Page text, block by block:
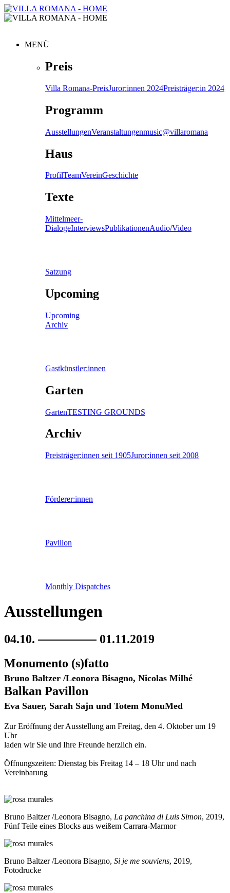
MENÜ
Preis
Villa Romana-PreisJuror:innen 2024Preisträger:in 2024
Programm
AusstellungenVeranstaltungenmusic@villaromana
Haus
ProfilTeamVereinGeschichte
Texte
Mittelmeer-
DialogeInterviewsPublikationenAudio/Video
Satzung
Upcoming
Upcoming
Archiv
Gastkünstler:innen
Garten
GartenTESTING GROUNDS
Archiv
Preisträger:innen seit 1905Juror:innen seit 2008
Förderer:innen
Pavillon
Monthly Dispatches
Ausstellungen
04.10.
01.11.2019
Monumento (s)fatto
Bruno Baltzer /Leonora Bisagno, Nicolas Milhé
Balkan Pavillon
Eva Sauer, Sarah Sajn und Totem MonuMed
Zur Eröffnung der Ausstellung am Freitag, den 4. Oktober um 19
Uhr
laden wir Sie und Ihre Freunde herzlich ein.
Öffnungszeiten: Dienstag bis Freitag 14 – 18 Uhr und nach
Vereinbarung
Bruno Baltzer /Leonora Bisagno, La panchina di Luis Simon, 2019,
Fünf Teile eines Blocks aus weißem Carrara-Marmor
Bruno Baltzer /Leonora Bisagno, Si je me souviens, 2019,
Fotodrucke